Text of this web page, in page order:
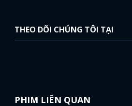
THEO DÕI CHÚNG TÔI TẠI
PHIM LIÊN QUAN